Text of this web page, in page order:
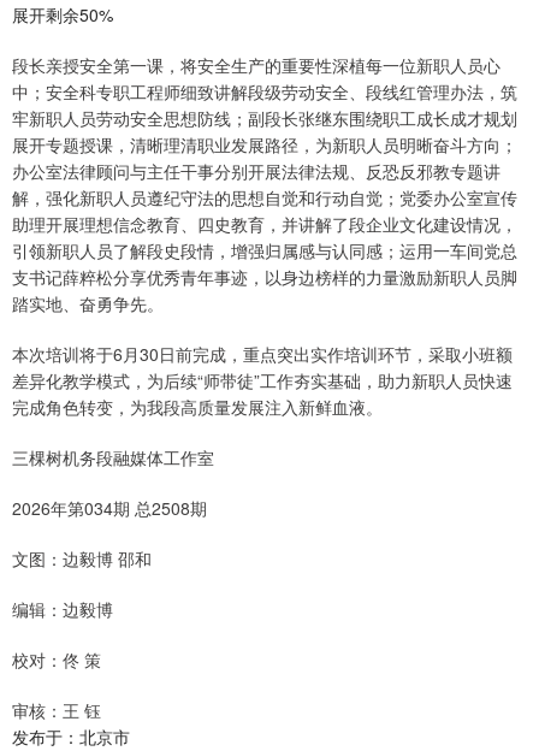
展开剩余50%
段长亲授安全第一课，将安全生产的重要性深植每一位新职人员心
中；安全科专职工程师细致讲解段级劳动安全、段线红管理办法，筑
牢新职人员劳动安全思想防线；副段长张继东围绕职工成长成才规划
展开专题授课，清晰理清职业发展路径，为新职人员明晰奋斗方向；
办公室法律顾问与主任干事分别开展法律法规、反恐反邪教专题讲
解，强化新职人员遵纪守法的思想自觉和行动自觉；党委办公室宣传
助理开展理想信念教育、四史教育，并讲解了段企业文化建设情况，
引领新职人员了解段史段情，增强归属感与认同感；运用一车间党总
支书记薛粹松分享优秀青年事迹，以身边榜样的力量激励新职人员脚
踏实地、奋勇争先。
本次培训将于6月30日前完成，重点突出实作培训环节，采取小班额
差异化教学模式，为后续“师带徒”工作夯实基础，助力新职人员快速
完成角色转变，为我段高质量发展注入新鲜血液。
三棵树机务段融媒体工作室
2026年第034期 总2508期
文图：边毅博 邵和
编辑：边毅博
校对：佟 策
审核：王 钰
发布于：北京市